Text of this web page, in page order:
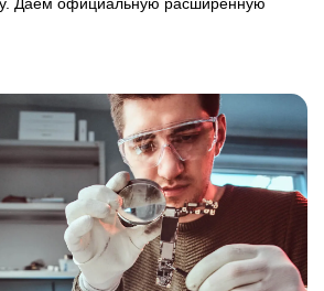
Даем официальную расширенную